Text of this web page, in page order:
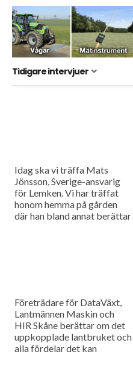
Tidigare intervjuer
Idag ska vi träffa Mats
Jönsson, Sverige-ansvarig
för Lemken. Vi har träffat
honom hemma på gården
där han bland annat berättar
Företrädare för DataVäxt,
Lantmännen Maskin och
HIR Skåne berättar om det
uppkopplade lantbruket och
alla fördelar det kan